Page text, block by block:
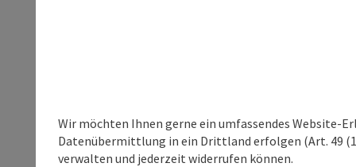
Wir möchten Ihnen gerne ein umfassendes Website-
Datenübermittlung in ein Drittland erfolgen (Art. 49
verwalten und jederzeit widerrufen können.